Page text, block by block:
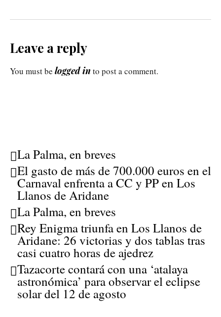
Leave a reply
You must be logged in to post a comment.
La Palma, en breves
El gasto de más de 700.000 euros en el
Carnaval enfrenta a CC y PP en Los
Llanos de Aridane
La Palma, en breves
Rey Enigma triunfa en Los Llanos de
Aridane: 26 victorias y dos tablas tras
casi cuatro horas de ajedrez
Tazacorte contará con una ‘atalaya
astronómica’ para observar el eclipse
solar del 12 de agosto